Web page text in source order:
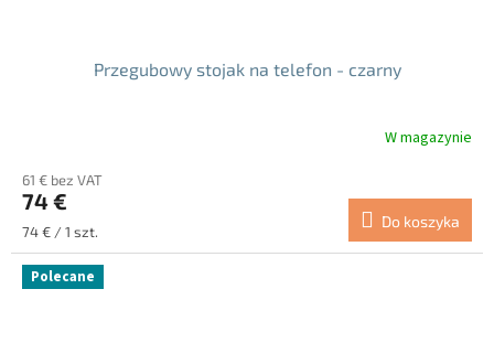
Przegubowy stojak na telefon - czarny
produktu
wynosi
5.0
5
gwiazdek.
W magazynie
61 € bez VAT
74 €
Cena
jednostkowa:
74 € / 1 szt.
Do koszyka
Polecane